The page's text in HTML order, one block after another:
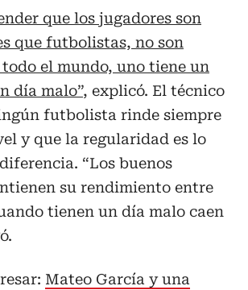
que los jugadores son
que futbolistas, no son
el mundo, uno tiene un
día malo”, explicó. El técnico
futbolista rinde siempre
y que la regularidad es lo
“Los buenos
su rendimiento entre
tienen un día malo caen
Mateo García y una